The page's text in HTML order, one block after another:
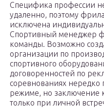
Специфика профессии
удаленно, поэтому
исключена
Спортивный менеджер
команды. Возможно
организации по
спортивного
договоренностей по
соревнованиях нередко
режиме, но заключение
только при личной